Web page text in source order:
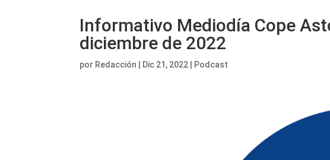
Informativo Mediodía Cope
diciembre de 2022
por Redacción Dic 21, 2022 Podcast